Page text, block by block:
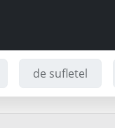
de sufletel